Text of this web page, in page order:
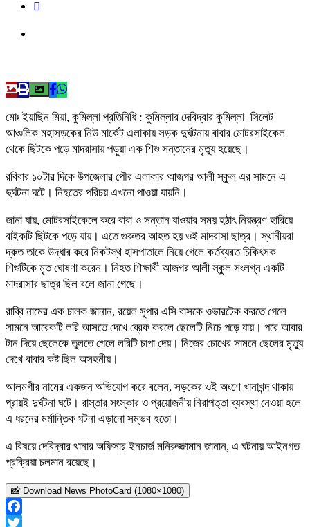
মোঃ ইয়াছিন মিয়া, কুমিল্লা প্রতিনিধি : কুমিল্লার দেবিদ্বার কুমিল্লা–সিলেট
আঞ্চলিক মহাসড়কের নিউ মার্কেট এলাকায় সড়ক দুর্ঘটনায় বাবার মোটরসাইকেল
থেকে ছিটকে পড়ে মাদরাসায় পড়ুয়া এক শিশু সন্তানের মৃত্যু হয়েছে।
রবিবার ১০টার দিকে উপজেলার পৌর এলাকার আজগর আলী স্কুল এর সামনে এ
দুর্ঘটনা ঘটে। নিহতের পরিচয় এখনো পাওয়া যায়নি।
জানা যায়, মোটরসাইকেলে করে বাবা ও সন্তান যাওয়ার সময় হঠাৎ নিয়ন্ত্রণ হারিয়ে
বাইকটি ছিটকে পড়ে যায়। এতে গুরুতর আহত হয় ওই মাদরাসা ছাত্র। স্থানীয়রা
দ্রুত তাকে উদ্ধার করে নিকটস্থ হাসপাতালে নিয়ে গেলে কর্তব্যরত চিকিৎসক
শিশুটিকে মৃত ঘোষণা করেন। নিহত শিক্ষার্থী আজগর আলী স্কুল সংলগ্ন একটি
মাদরাসার ছাত্র ছিল বলে জানা গেছে।
রাব্বি নামের এক চালক জানান, রয়েল সুপার এসি বাসকে ওভারটেক করতে গেলে
সামনে আরেকটি লরি আসতে দেখে ব্রেক করলে ছেলেটি নিচে পড়ে যায়। পরে আবার
টান দিয়ে ছেলেকে তুলতে গেলে লরিটি চাপা দেয়। নিজের চোখের সামনে ছেলের মৃত্যু
দেখে বাবার কষ্ট ছিল অসহনীয়।
আলমগীর নামের একজন অভিযোগ করে বলেন, সড়কের ওই অংশে খানাখন্দ থাকায়
প্রায়ই দুর্ঘটনা ঘটে। রাস্তার সংস্কার ও প্রয়োজনীয় নিরাপত্তা ব্যবস্থা নেওয়া হলে
এ ধরনের মর্মান্তিক ঘটনা এড়ানো সম্ভব হতো।
এ বিষয়ে দেবিদ্বার থানার অফিসার ইনচার্জ মনিরুজ্জামান জানান, এ ঘটনায় আইনগত
প্রক্রিয়া চলমান রয়েছে।
📸 Download News PhotoCard (1080×1080)
Facebook